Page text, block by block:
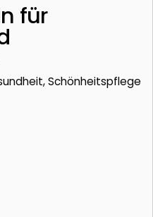
für
Schönheitspflege